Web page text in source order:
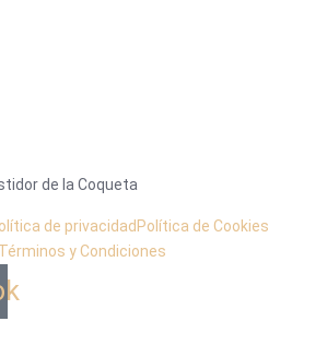
de la Coqueta
de privacidadPolítica de Cookies
Términos y Condiciones